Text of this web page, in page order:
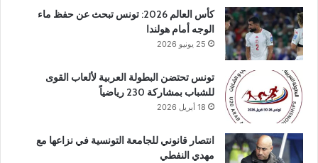
كأس العالم 2026: تونس تبحث عن حفظ ماء
الوجه أمام هولندا
25 يونيو 2026
تونس تحتضن البطولة العربية لألعاب القوى
للشباب بمشاركة 230 رياضياً
18 أبريل 2026
انتصار قانوني للجامعة التونسية في نزاعها مع
مهدي النفطي